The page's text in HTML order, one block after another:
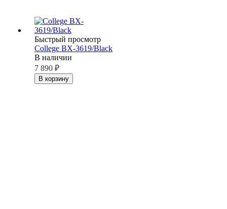
Быстрый просмотр
College BX-3619/Black
В наличии
7 890 ₽
В корзину